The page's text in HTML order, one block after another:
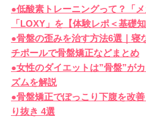
●低酸素トレーニングって？「
「LOXY」を【体験レポ＜基礎知
●骨盤の歪みを治す方法6選｜寝
チポールで骨盤矯正などまとめ
●女性のダイエットは”骨盤”が
ズムを解説
●骨盤矯正でぽっこり下腹を改
り抜き 4選